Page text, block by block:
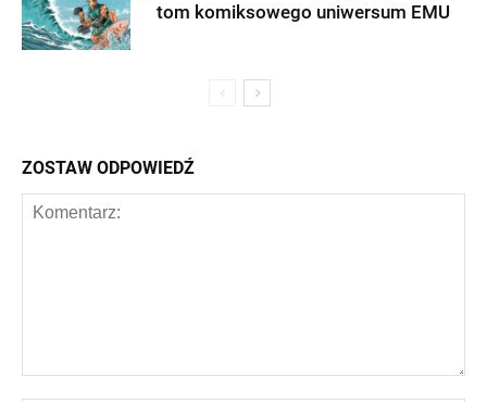
tom komiksowego uniwersum EMU
ZOSTAW ODPOWIEDŹ